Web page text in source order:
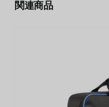
関連商品